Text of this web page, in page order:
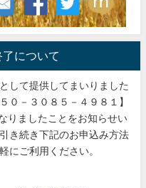
について
して提供してまいりました
０－３０８５－４９８１】
りましたことをお知らせい
き続き下記のお申込み方法
にご利用ください。